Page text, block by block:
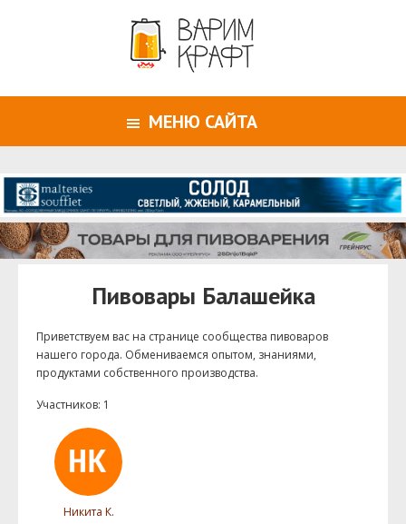
МЕНЮ САЙТА
Пивовары Балашейка
Приветствуем ваc на странице сообщества пивоваров
нашего города. Обмениваемся опытом, знаниями,
продуктами собственного производства.
Участников: 1
Никита К.